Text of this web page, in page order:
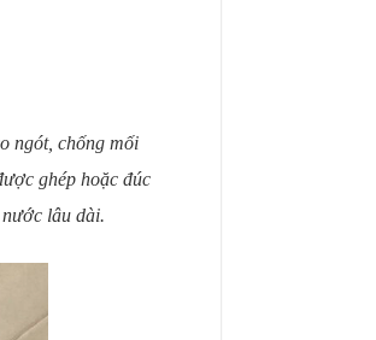
ngót, chống mối
ghép hoặc đúc
lâu dài.